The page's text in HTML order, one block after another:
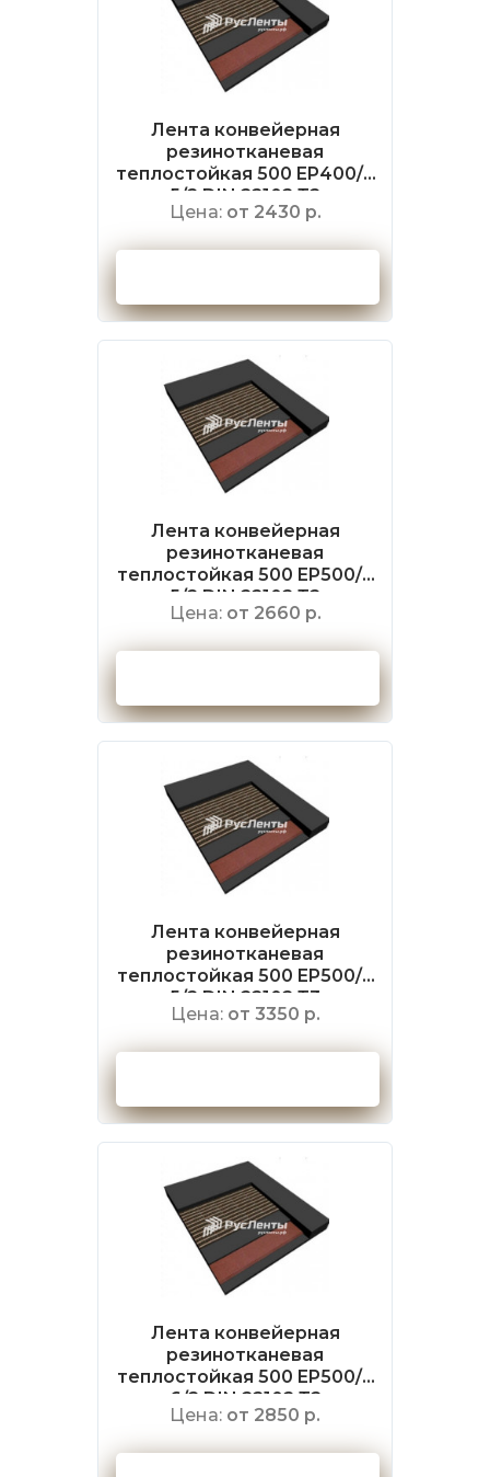
Лента конвейерная
резинотканевая
теплостойкая 500 EP400/3
5/2 DIN 22102 Т2
Цена: от 2430 р.
Лента конвейерная
резинотканевая
теплостойкая 500 EP500/4
5/2 DIN 22102 Т2
Цена: от 2660 р.
Лента конвейерная
резинотканевая
теплостойкая 500 EP500/4
5/2 DIN 22102 Т3
Цена: от 3350 р.
Лента конвейерная
резинотканевая
теплостойкая 500 EP500/4
6/2 DIN 22102 Т2
Цена: от 2850 р.